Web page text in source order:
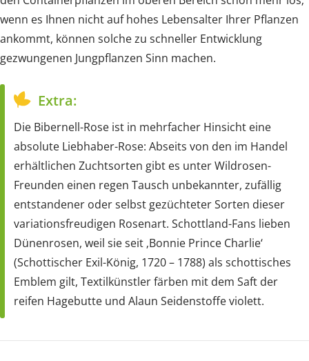
wenn es Ihnen nicht auf hohes Lebensalter Ihrer Pflanzen
ankommt, können solche zu schneller Entwicklung
gezwungenen Jungpflanzen Sinn machen.
Extra:
Die Bibernell-Rose ist in mehrfacher Hinsicht eine
absolute Liebhaber-Rose: Abseits von den im Handel
erhältlichen Zuchtsorten gibt es unter Wildrosen-
Freunden einen regen Tausch unbekannter, zufällig
entstandener oder selbst gezüchteter Sorten dieser
variationsfreudigen Rosenart. Schottland-Fans lieben
Dünenrosen, weil sie seit ‚Bonnie Prince Charlie‘
(Schottischer Exil-König, 1720 – 1788) als schottisches
Emblem gilt, Textilkünstler färben mit dem Saft der
reifen Hagebutte und Alaun Seidenstoffe violett.